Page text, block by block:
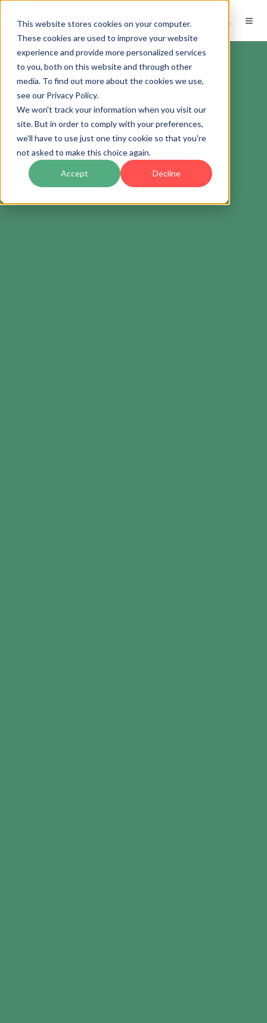
This website stores cookies on your computer.
These cookies are used to improve your website
experience and provide more personalized services
to you, both on this website and through other
media. To find out more about the cookies we use,
see our Privacy Policy.
We won't track your information when you visit our
site. But in order to comply with your preferences,
we'll have to use just one tiny cookie so that you're
not asked to make this choice again.
Accept Decline
ES